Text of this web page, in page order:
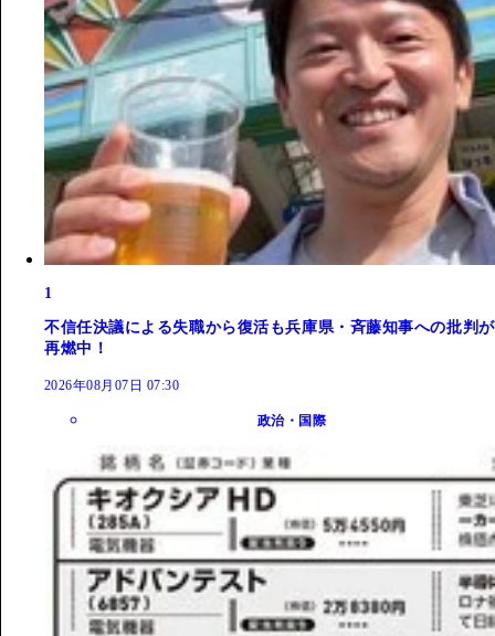
1
不信任決議による失職から復活も兵庫県・斉藤知事への批判が
再燃中！
2026年08月07日 07:30
政治・国際